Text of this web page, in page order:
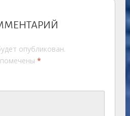
опубликован.
*